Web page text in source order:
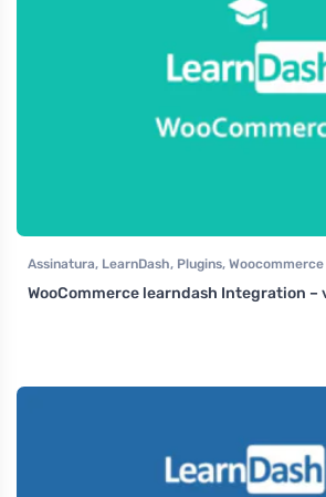
Assinatura, LearnDash, Plugins, Woocommerce
WooCommerce learndash Integration –